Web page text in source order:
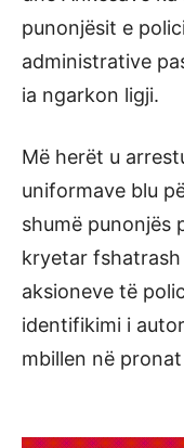
punonjësit e
administrative
ia ngarkon ligji.
Më herët u
uniformave blu
shumë punonjës
kryetar
aksioneve të
identifikimi i
mbillen në